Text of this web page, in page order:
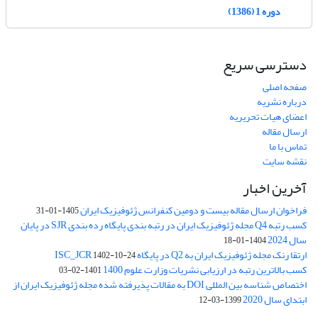
دوره 1 (1386)
دسترسی سریع
صفحه اصلی
درباره نشریه
اعضای هیات تحریریه
ارسال مقاله
تماس با ما
نقشه سایت
آخرین اخبار
فراخوان ارسال مقاله بیست و دومین کنفرانس ژئوفیزیک ایران1405-01-31
کسب رتبه Q4 مجله ژئوفیزیک ایران در رتبه بندی پایگاه رده بندی SJR در پایان
سال 2024 1404-01-18
ارتقا رنک مجله ژئوفیزیک ایران به Q2 در پایگاه ISC_JCR 1402-10-24
کسب بالاترین رتبه در ارزیابی نشریات وزارت علوم 1400 1401-02-03
اختصاص شناسه بین المللی DOI به مقالات پذیرفته شده مجله ژئوفیزیک ایران از
ابتدای سال 2020 1399-03-12